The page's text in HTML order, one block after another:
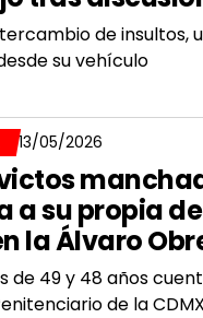
de insultos,
su vehículo
13/05/2026
a su propia
la Álvaro
de 49 y 48 años
de la